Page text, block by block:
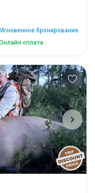
Мгновенное бронирование
оплата